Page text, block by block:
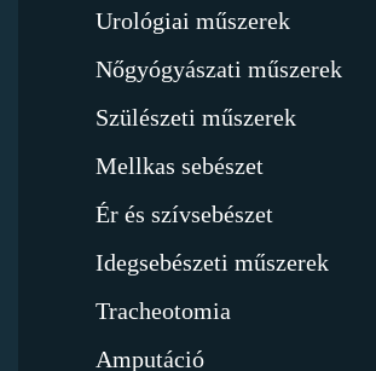
Urológiai műszerek
Nőgyógyászati műszerek
Szülészeti műszerek
Mellkas sebészet
Ér és szívsebészet
Idegsebészeti műszerek
Tracheotomia
Amputáció